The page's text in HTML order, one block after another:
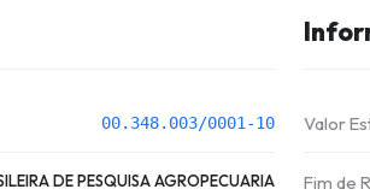
00.348.003/0001-10
DE PESQUISA AGROPECUARIA
Valor
Fim de